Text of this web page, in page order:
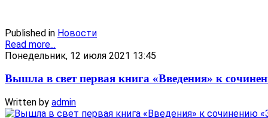
Published in Новости
Read more...
Понедельник, 12 июля 2021 13:45
Вышла в свет первая книга «Введения» к
Written by admin